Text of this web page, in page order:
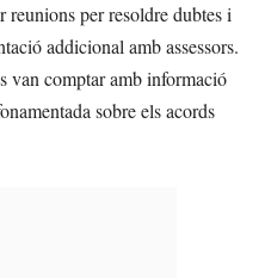
reunions per resoldre dubtes i
addicional amb assessors.
van comptar amb informació
sobre els acords